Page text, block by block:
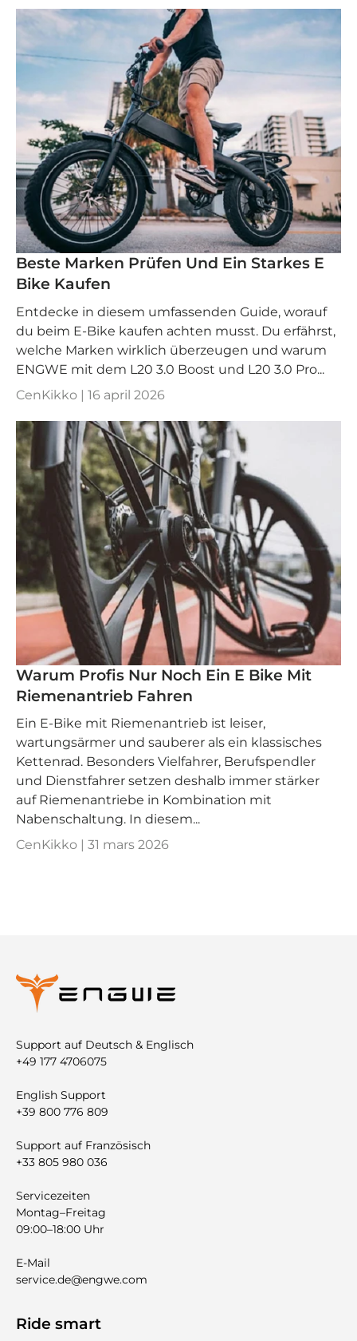
Beste Marken Prüfen Und Ein Starkes E
Bike Kaufen
Entdecke in diesem umfassenden Guide, worauf
du beim E-Bike kaufen achten musst. Du erfährst,
welche Marken wirklich überzeugen und warum
ENGWE mit dem L20 3.0 Boost und L20 3.0 Pro...
CenKikko | 16 april 2026
Warum Profis Nur Noch Ein E Bike Mit
Riemenantrieb Fahren
Ein E‑Bike mit Riemenantrieb ist leiser,
wartungsärmer und sauberer als ein klassisches
Kettenrad. Besonders Vielfahrer, Berufspendler
und Dienstfahrer setzen deshalb immer stärker
auf Riemenantriebe in Kombination mit
Nabenschaltung. In diesem...
CenKikko | 31 mars 2026
Support auf Deutsch & Englisch
+49 177 4706075
English Support
+39 800 776 809
Support auf Französisch
+33 805 980 036
Servicezeiten
Montag–Freitag
09:00–18:00 Uhr
E-Mail
service.de@engwe.com
Ride smart